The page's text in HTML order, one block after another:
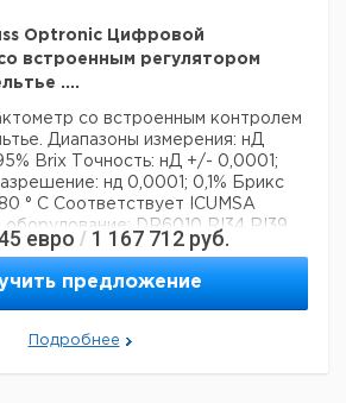
Optronic Цифровой
встроенным регулятором
....
со встроенным контролем
Диапазоны измерения: нД
Brix
Точность: нД +/- 0,0001;
нд 0,0001; 0,1% Брикс
° С Соответствует ICUMSA
оборудование: DR6010 RI34
RI39
CBM910
CBM916
рефрактометр
215 мм
евро / 1 167 712 руб.
предложение
Подробнее